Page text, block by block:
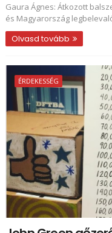
Gaura Ágnes: Átkozott
és Magyarország
Olvasd tovább
ÉRDEKESSÉG